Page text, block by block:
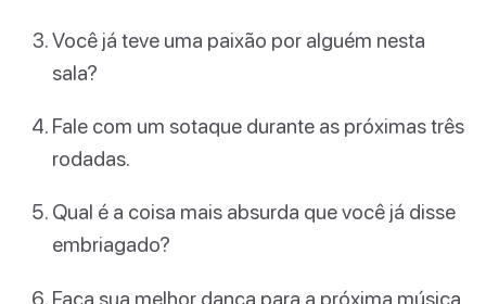
Você já teve uma paixão por alguém nesta
sala?
Fale com um sotaque durante as próximas três
rodadas.
Qual é a coisa mais absurda que você já disse
embriagado?
Faça sua melhor dança para a próxima música